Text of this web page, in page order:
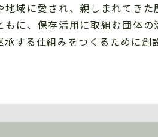
域に愛され、親しまれてきた
に、保存活用に取組む団体
する仕組みをつくるために創